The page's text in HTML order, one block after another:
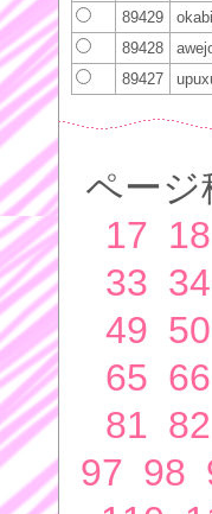
89429
89428
89427
ページ
17 18
33 34
49 50
65 66
81 82
97 98